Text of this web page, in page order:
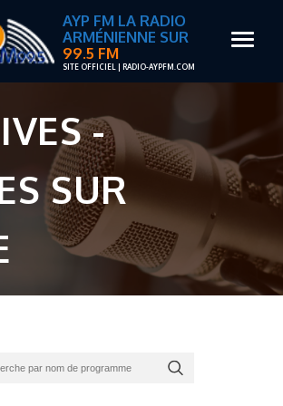
AYP FM LA RADIO
ARMÉNIENNE SUR
99.5 FM
SITE OFFICIEL | RADIO-AYPFM.COM
-
SUR